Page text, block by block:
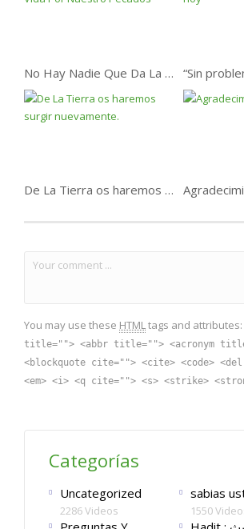
No Hay Nadie Que Da La Vida Por Nuestro Pecados
De La Tierra os haremos surgir nuevamente.
You may use these HTMLtags and attributes:
title=""> <abbr title=""> <acronym
<blockquote cite=""> <cite> <code>
<em> <i> <q cite=""> <s> <strike>
Categorías
Uncategorized
2286 Videos
sabias
1550